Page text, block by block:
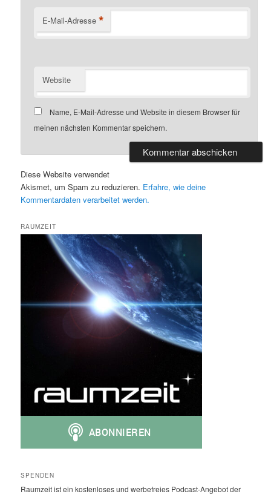
E-Mail-Adresse *
Website
Name, E-Mail-Adresse und Website in diesem Browser für
meinen nächsten Kommentar speichern.
Diese Website verwendet
Akismet, um Spam zu reduzieren. Erfahre, wie deine
Kommentardaten verarbeitet werden.
RAUMZEIT
SPENDEN
Raumzeit ist ein kostenloses und werbefreies Podcast-Angebot der